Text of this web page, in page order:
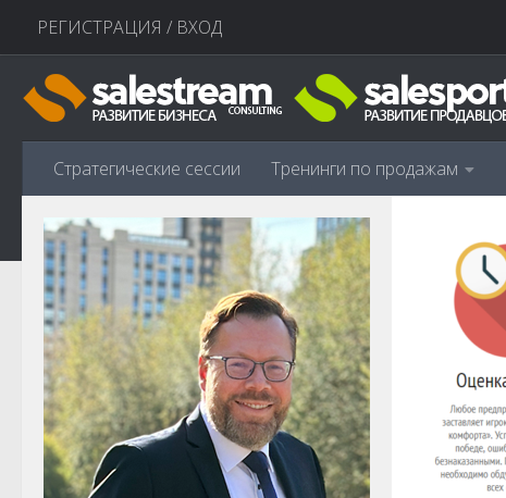
Перейти к содержимому
РЕГИСТРАЦИЯ / ВХОД
Стратегические сессии Тренинги по продажам